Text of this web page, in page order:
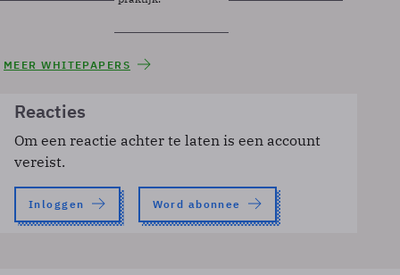
MEER WHITEPAPERS
Reacties
Om een reactie achter te laten is een account
vereist.
Inloggen Word abonnee